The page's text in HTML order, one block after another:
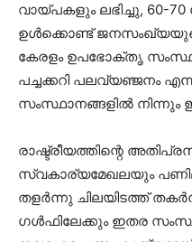
വായ്പകളും ലഭിച്ചു, 60-
ഉള്‍ക്കൊണ്ട്
കേരളം ഉപഭോക്തൃ
പച്ചക്കറി പലവ്യഞ്ജനം
സംസ്ഥാനങ്ങളില്‍ നിന്നും
രാഷ്ട്രീയത്തിന്റെ
സ്വകാര്യമേഖലയും
തളര്‍ന്നു ചിലയിടത്ത്
ഗള്‍ഫിലേക്കും ഇതര